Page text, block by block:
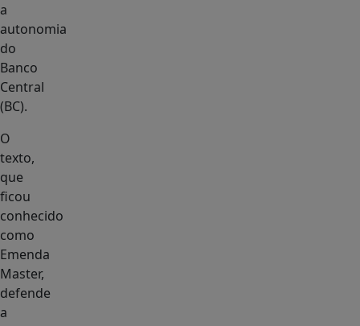
a
autonomia
do
Banco
Central
(BC).
O
texto,
que
ficou
conhecido
como
Emenda
Master,
defende
a